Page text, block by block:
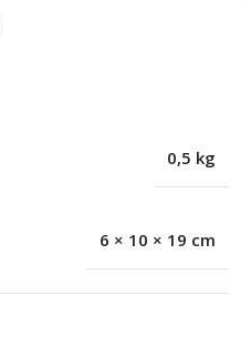
0,5 kg
6 × 10 × 19 cm